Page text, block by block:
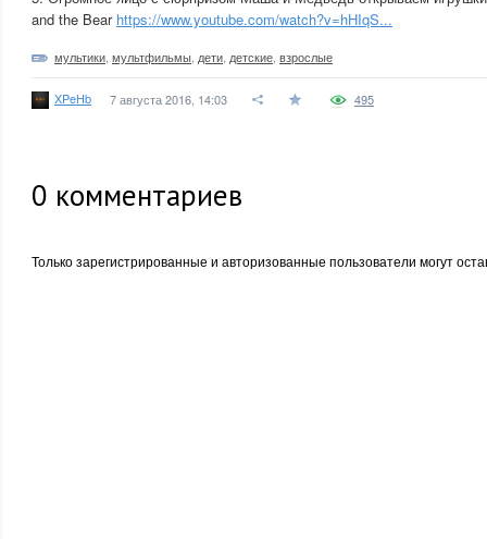
and the Bear https://www.youtube.com/watch?v=hHIqS...
мультики мультфильмы дети детские взрослые
XPeHb 7 августа 2016, 14:03 495
0 комментариев
Только зарегистрированные и авторизованные пользователи могут